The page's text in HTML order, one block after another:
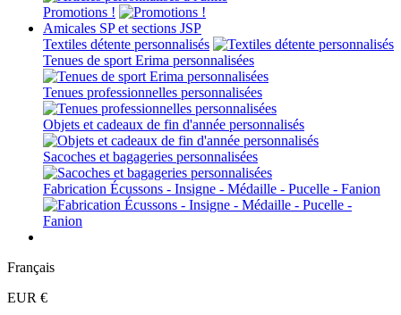
Promotions !
Amicales SP et sections JSP
Textiles détente personnalisés
Tenues de sport Erima personnalisées
Tenues professionnelles personnalisées
Objets et cadeaux de fin d'année personnalisés
Sacoches et bagageries personnalisées
Fabrication Écussons - Insigne - Médaille - Pucelle - Fanion
Français
EUR €